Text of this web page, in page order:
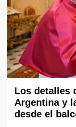
Los detalles
Argentina y
desde el